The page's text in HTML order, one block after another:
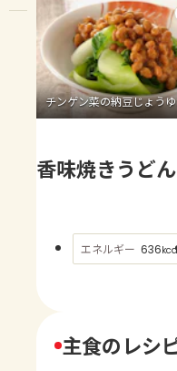
トーク
よくあるお問
お買い物
AJINOMOTO
チンゲン菜の納豆じょう
香味焼きうど
エネルギー 636
主食のレシ